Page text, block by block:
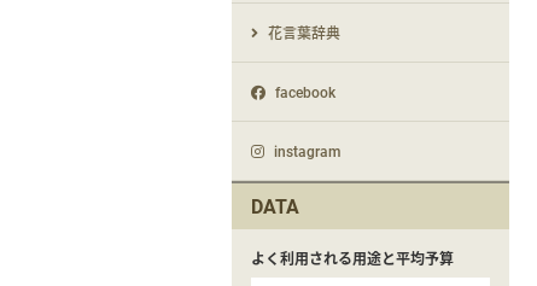
花言葉辞典
facebook
instagram
DATA
よく利用される用途と平均予算